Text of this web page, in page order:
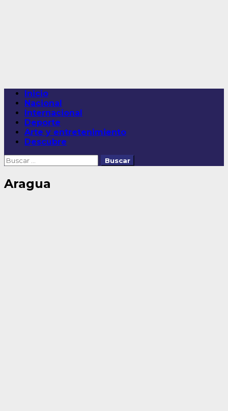
Menú
principal
Inicio
Nacional
Internacional
Deporte
Arte y entretenimiento
Descubre
Buscar:
Aragua